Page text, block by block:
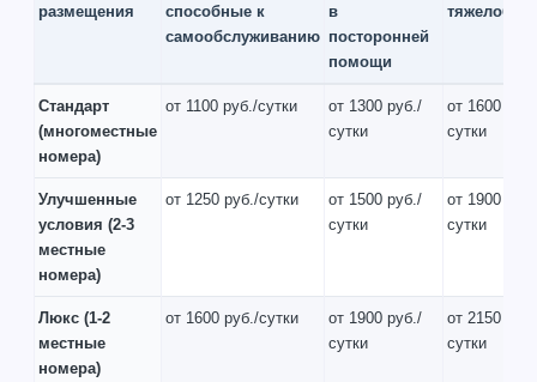
размещения
способные к
самообслуживанию
в
посторонней
помощи
Стандарт
(многоместные
номера)
от 1100 руб./сутки
от 1300 руб./
сутки
от 1600
сутки
Улучшенные
условия (2-3
местные
номера)
от 1250 руб./сутки
от 1500 руб./
сутки
от 1900
сутки
Люкс (1-2
местные
номера)
от 1600 руб./сутки
от 1900 руб./
сутки
от 2150
сутки